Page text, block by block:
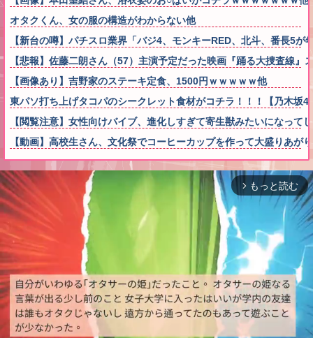
オタクくん、女の服の構造がわからない他
【新台の噂】パチスロ業界「バジ4、モンキーRED、北斗、番長5
【悲報】佐藤二朗さん（57）主演予定だった映画『踊る大捜査線
【画像あり】吉野家のステーキ定食、1500円ｗｗｗｗｗ他
東パソ打ち上げタコパのシークレット食材がコチラ！！！【乃木坂
【閲覧注意】女性向けバイブ、進化しすぎて寄生獣みたいになって
【動画】高校生さん、文化祭でコーヒーカップを作って大盛りあ
arrow_forward_ios もっと読む